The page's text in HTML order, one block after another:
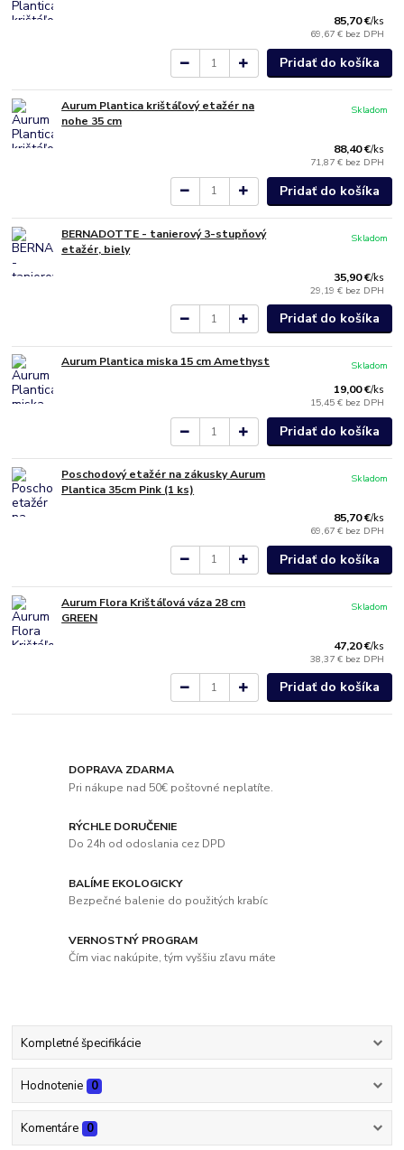
85,70 €/ks
69,67 € bez DPH
Pridať do košíka
Aurum Plantica krištáľový etažér na
nohe 35 cm
88,40 €/ks
71,87 € bez DPH
Skladom
Pridať do košíka
BERNADOTTE - tanierový 3-stupňový
etažér, biely
35,90 €/ks
29,19 € bez DPH
Skladom
Pridať do košíka
Aurum Plantica miska 15 cm Amethyst
19,00 €/ks
15,45 € bez DPH
Skladom
Pridať do košíka
Poschodový etažér na zákusky Aurum
Plantica 35cm Pink (1 ks)
85,70 €/ks
69,67 € bez DPH
Skladom
Pridať do košíka
Aurum Flora Krištáľová váza 28 cm
GREEN
47,20 €/ks
38,37 € bez DPH
Skladom
Pridať do košíka
DOPRAVA ZDARMA
Pri nákupe nad 50€ poštovné neplatíte.
RÝCHLE DORUČENIE
Do 24h od odoslania cez DPD
BALÍME EKOLOGICKY
Bezpečné balenie do použitých krabíc
VERNOSTNÝ PROGRAM
Čím viac nakúpite, tým vyššiu zľavu máte
Kompletné špecifikácie
Hodnotenie 0
Komentáre 0